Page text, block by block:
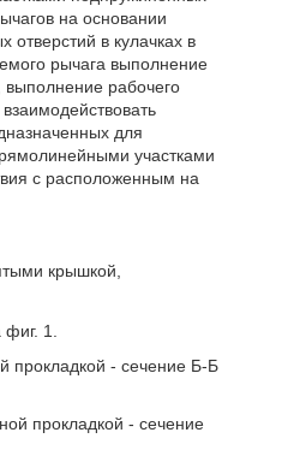
на основании
отверстий в кулачках в
рычага выполнение
выполнение рабочего
для
участками
с расположенным на
крышкой,
1.
прокладкой - сечение Б-Б
прокладкой - сечение